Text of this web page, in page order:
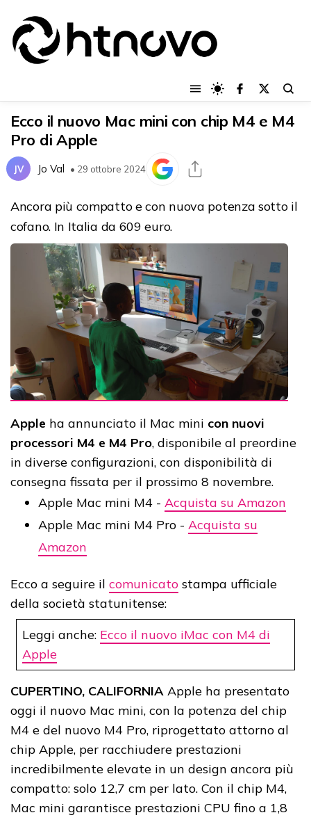
Ecco il nuovo Mac mini con chip M4 e M4
Pro di Apple
JV Jo Val • 29 ottobre 2024
Ancora più compatto e con nuova potenza sotto il
cofano. In Italia da 609 euro.
Apple ha annunciato il Mac mini con nuovi
processori M4 e M4 Pro, disponibile al preordine
in diverse configurazioni, con disponibilità di
consegna fissata per il prossimo 8 novembre.
Apple Mac mini M4 - Acquista su Amazon
Apple Mac mini M4 Pro - Acquista su
Amazon
Ecco a seguire il comunicato stampa ufficiale
della società statunitense:
Leggi anche: Ecco il nuovo iMac con M4 di
Apple
CUPERTINO, CALIFORNIA Apple ha presentato
oggi il nuovo Mac mini, con la potenza del chip
M4 e del nuovo M4 Pro, riprogettato attorno al
chip Apple, per racchiudere prestazioni
incredibilmente elevate in un design ancora più
compatto: solo 12,7 cm per lato. Con il chip M4,
Mac mini garantisce prestazioni CPU fino a 1,8